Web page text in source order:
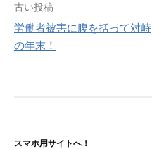
投
稿
ー
古い投稿
労働者被害に腹を括って対峙
の年末！
スマホ用サイトへ！